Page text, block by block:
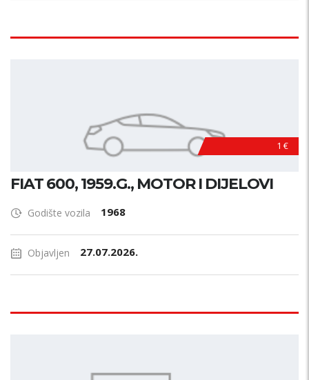
1 €
FIAT 600, 1959.G., MOTOR I DIJELOVI
Godište vozila 1968
Objavljen 27.07.2026.